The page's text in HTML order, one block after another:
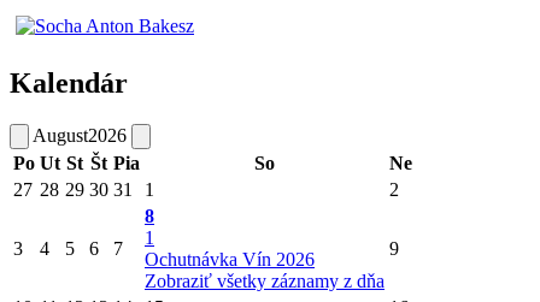
Kalendár
August2026
Po Ut St Št Pia So
Ne
27 28 29 30 31 1 2
3 4 5 6 7
8
1
Ochutnávka Vín 2026
Zobraziť všetky záznamy z dňa
9